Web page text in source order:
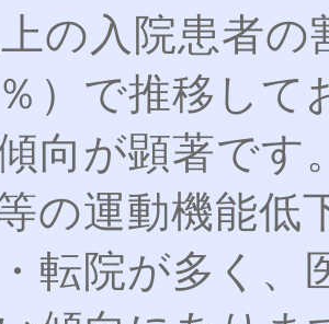
の入院患者
％）で推移し
向が顕著です
の運動機能低
転院が多く、